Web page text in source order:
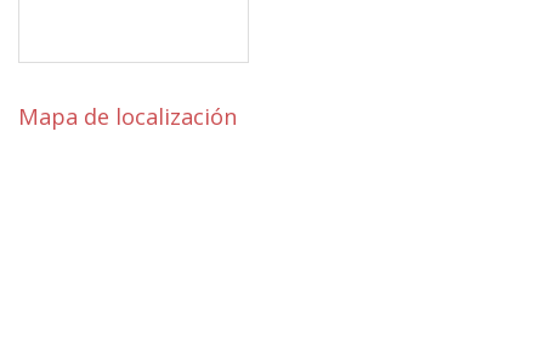
Mapa de localización